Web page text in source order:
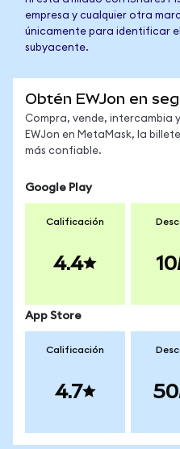
empresa y cualquier otra
únicamente para identificar
subyacente.
Obtén EWJon en
Compra, vende, intercambia
EWJon en MetaMask, la
más confiable.
Google Play
Calificación
4.4
App Store
Calificación
4.7